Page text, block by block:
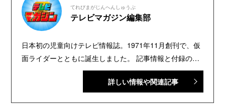
てれびまがじんへんしゅうぶ
テレビマガジン編集部
日本初の児童向けテレビ情報誌。1971年11月創刊で、仮
面ライダーとともに誕生しました。 記事情報と付録の詳
細は、YouTubeの『テレビマガジン 公式動画チャンネ
ル』で配信中。講談社発行の幼年・児童・少年・少女向
詳しい情報や関連記事